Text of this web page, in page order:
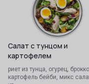
Салат с тунцом и
картофелем
риет из тунца, огурец,
картофель бейби, микс